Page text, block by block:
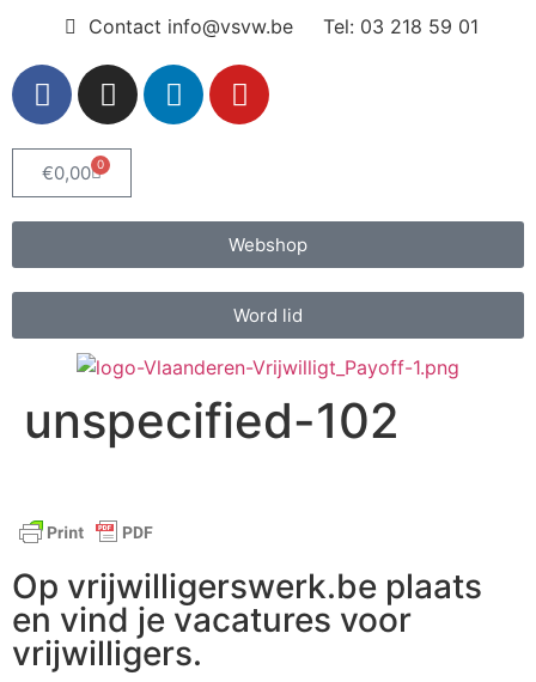
Contact info@vsvw.be Tel: 03 218 59 01
€0,00 0
Webshop
Word lid
unspecified-102
Op vrijwilligerswerk.be plaats
en vind je vacatures voor
vrijwilligers.